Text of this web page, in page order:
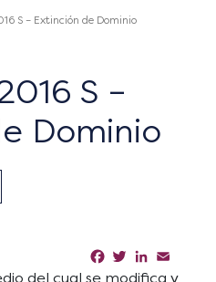
S – Extinción de Dominio
S –
Dominio
Facebook
TwitterLinkedIn
del cual se modifica y